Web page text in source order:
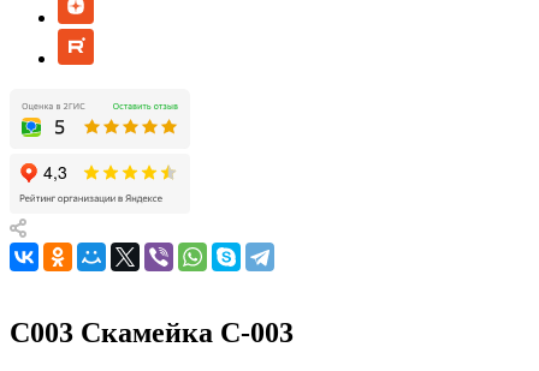
С003 Скамейка С-003